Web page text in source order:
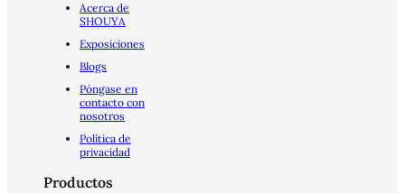
Acerca de
SHOUYA
Exposiciones
Blogs
Póngase en
contacto con
nosotros
Política de
privacidad
Productos